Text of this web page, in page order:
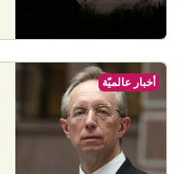
أخبار عالميّة